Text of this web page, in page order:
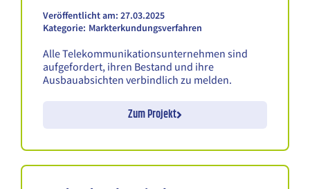
Veröffentlicht am: 27.03.2025
Kategorie: Markterkundungsverfahren
Alle Telekommunikationsunternehmen sind
aufgefordert, ihren Bestand und ihre
Ausbauabsichten verbindlich zu melden.
Zum Projekt